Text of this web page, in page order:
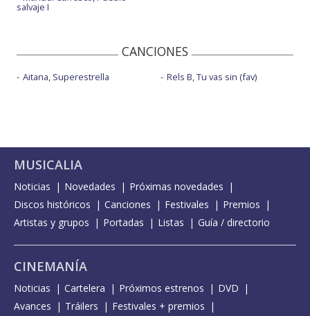
salvaje I
CANCIONES
Aitana, Superestrella Rels B, Tu vas sin (fav)
MUSICALIA
Noticias Novedades
Próximas novedades
Discos históricos
Canciones Festivales
Premios
Artistas y grupos
Portadas Listas Guía / directorio
CINEMANÍA
Noticias Cartelera Próximos estrenos
DVD
Avances
Tráilers Festivales + premios